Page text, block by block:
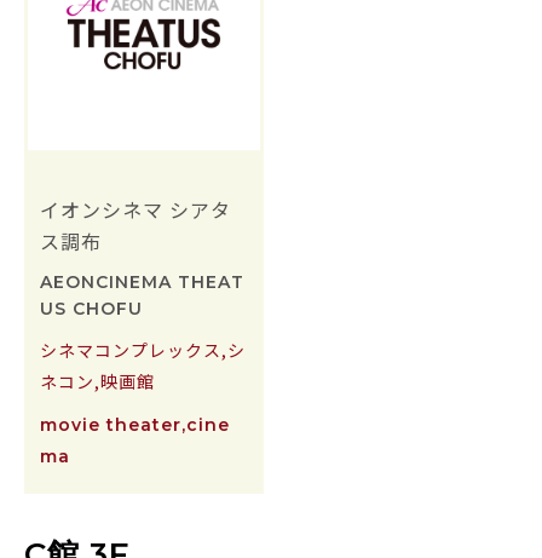
イオンシネマ シアタ
ス調布
AEONCINEMA THEAT
US CHOFU
シネマコンプレックス,シ
ネコン,映画館
movie theater,cine
ma